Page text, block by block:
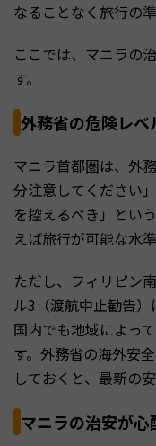
なることなく旅行の
ここでは、マニラの
す。
外務省の危険レベ
マニラ首都圏は、外
分注意してください
を控えるべき」とい
えば旅行が可能な水準
ただし、フィリピン
ル3（渡航中止勧告
国内でも地域によっ
す。外務省の海外安
しておくと、最新の
マニラの治安が